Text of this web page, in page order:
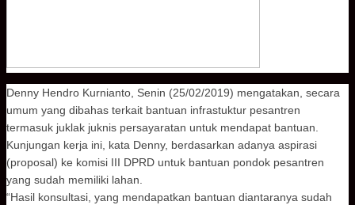
Denny Hendro Kurnianto, Senin (25/02/2019) mengatakan, secara
umum yang dibahas terkait bantuan infrastuktur pesantren
termasuk juklak juknis persayaratan untuk mendapat bantuan.
Kunjungan kerja ini, kata Denny, berdasarkan adanya aspirasi
(proposal) ke komisi III DPRD untuk bantuan pondok pesantren
yang sudah memiliki lahan.
“Hasil konsultasi, yang mendapatkan bantuan diantaranya sudah